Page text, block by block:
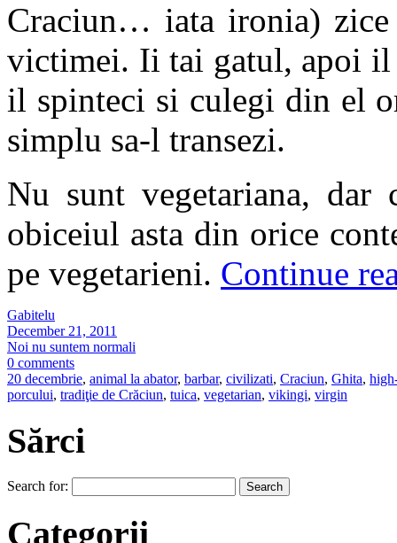
Craciun… iata ironia)
victimei. Ii tai gatul, apoi
il spinteci si culegi din el
simplu sa-l transezi.
Nu sunt vegetariana, dar
obiceiul asta din orice
pe vegetarieni. Continue
Gabitelu
December 21, 2011
Noi nu suntem normali
0 comments
20 decembrie, animal la abator, barbar, civilizati, Craciun, Ghita,
porcului, tradiţie de Crăciun, tuica, vegetarian, vikingi, virgin
Sărci
Search for:
Categorii